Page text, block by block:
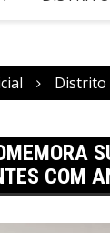
Distrito
COM